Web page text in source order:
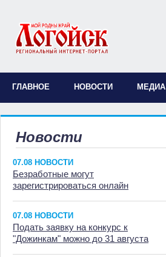
ГЛАВНОЕ НОВОСТИ МЕДИА
Новости
07.08 НОВОСТИ
Безработные могут
зарегистрироваться онлайн
07.08 НОВОСТИ
Подать заявку на конкурс к
"Дожинкам" можно до 31 августа